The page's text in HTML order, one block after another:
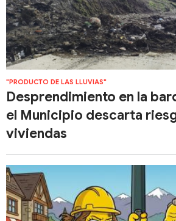
"PRODUCTO DE LAS LLUVIAS"
Desprendimiento en la
el Municipio descarta
viviendas